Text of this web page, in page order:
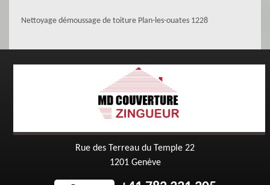
Nettoyage démoussage de toiture Plan-les-ouates 1228
Rue des Terreau du Temple 22
1201 Genève